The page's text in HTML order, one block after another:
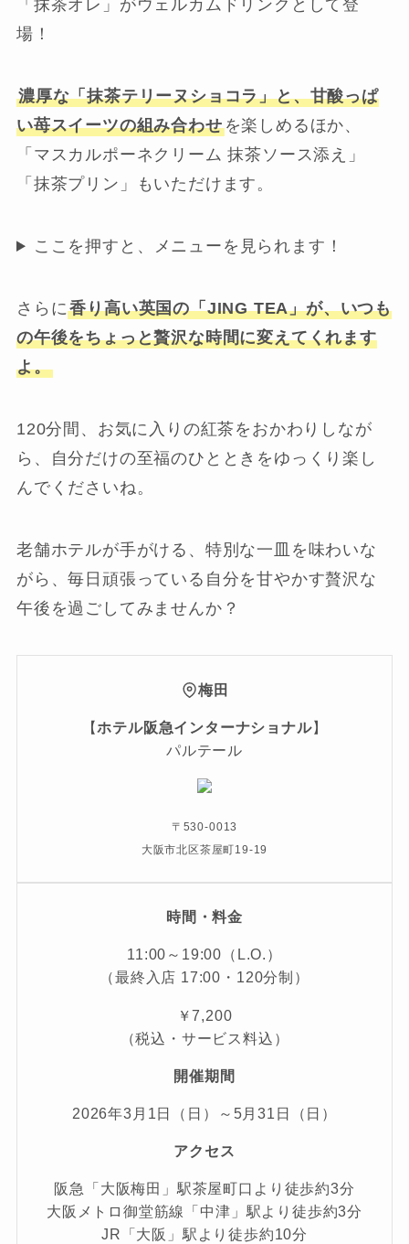
「抹茶オレ」がウェルカムドリンクとして登
場！
濃厚な「抹茶テリーヌショコラ」と、甘酸っぱ
い苺スイーツの組み合わせを楽しめるほか、
「マスカルポーネクリーム 抹茶ソース添え」
「抹茶プリン」もいただけます。
ここを押すと、メニューを見られます！
さらに香り高い英国の「JING TEA」が、いつも
の午後をちょっと贅沢な時間に変えてくれます
よ。
120分間、お気に入りの紅茶をおかわりしなが
ら、自分だけの至福のひとときをゆっくり楽し
んでくださいね。
老舗ホテルが手がける、特別な一皿を味わいな
がら、毎日頑張っている自分を甘やかす贅沢な
午後を過ごしてみませんか？
梅田
【ホテル阪急インターナショナル】
パルテール
〒530-0013
大阪市北区茶屋町19-19
時間・料金
11:00～19:00（L.O.）
（最終入店 17:00・120分制）
￥7,200
（税込・サービス料込）
開催期間
2026年3月1日（日）～5月31日（日）
アクセス
阪急「大阪梅田」駅茶屋町口より徒歩約3分
大阪メトロ御堂筋線「中津」駅より徒歩約3分
JR「大阪」駅より徒歩約10分